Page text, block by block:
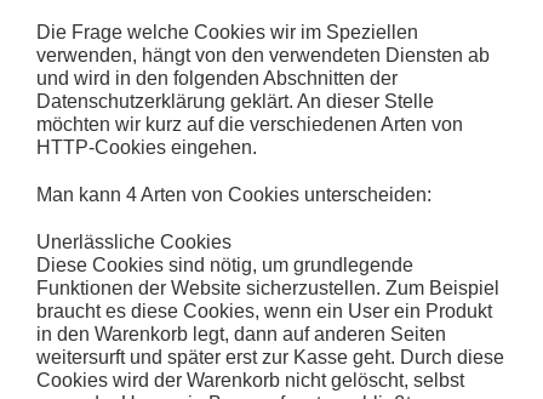
Die Frage welche Cookies wir im Speziellen
verwenden, hängt von den verwendeten Diensten ab
und wird in den folgenden Abschnitten der
Datenschutzerklärung geklärt. An dieser Stelle
möchten wir kurz auf die verschiedenen Arten von
HTTP-Cookies eingehen.
Man kann 4 Arten von Cookies unterscheiden:
Unerlässliche Cookies
Diese Cookies sind nötig, um grundlegende
Funktionen der Website sicherzustellen. Zum Beispiel
braucht es diese Cookies, wenn ein User ein Produkt
in den Warenkorb legt, dann auf anderen Seiten
weitersurft und später erst zur Kasse geht. Durch diese
Cookies wird der Warenkorb nicht gelöscht, selbst